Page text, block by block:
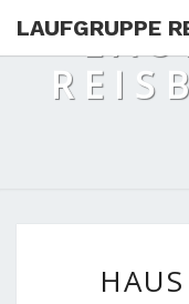
content
LAUFGRUPPE